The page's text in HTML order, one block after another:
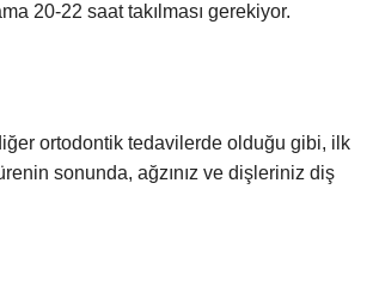
20-22 saat takılması gerekiyor.
ortodontik tedavilerde olduğu gibi, ilk
sonunda, ağzınız ve dişleriniz diş